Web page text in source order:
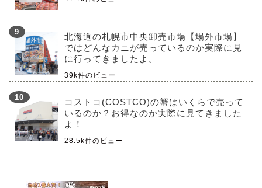
北海道の札幌市中央卸売市場【場外市場】
ではどんなカニが売っているのか実際に見
に行ってきましたよ。
39k件のビュー
コストコ(COSTCO)の蟹はいくらで売って
いるのか？お得なのか実際に見てきました
よ！
28.5k件のビュー